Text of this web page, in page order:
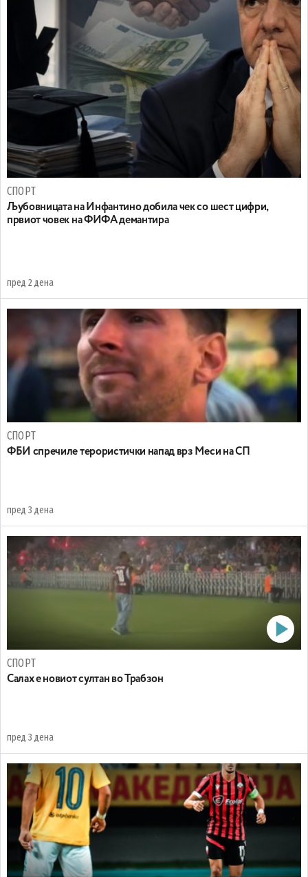
СПОРТ
Љубовницата на Инфантино добила чек со шест цифри,
првиот човек на ФИФА демантира
пред 2 дена
СПОРТ
ФБИ спречиле терористички напад врз Меси на СП
пред 3 дена
СПОРТ
Салах е новиот султан во Трабзон
пред 3 дена